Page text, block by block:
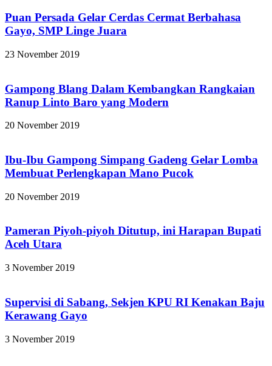
Puan Persada Gelar Cerdas Cermat Berbahasa
Gayo, SMP Linge Juara
23 November 2019
Gampong Blang Dalam Kembangkan Rangkaian
Ranup Linto Baro yang Modern
20 November 2019
Ibu-Ibu Gampong Simpang Gadeng Gelar Lomba
Membuat Perlengkapan Mano Pucok
20 November 2019
Pameran Piyoh-piyoh Ditutup, ini Harapan Bupati
Aceh Utara
3 November 2019
Supervisi di Sabang, Sekjen KPU RI Kenakan Baju
Kerawang Gayo
3 November 2019